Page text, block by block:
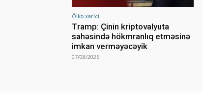
Ölkə xarici
Tramp: Çinin kriptovalyuta
sahəsində hökmranlıq etməsinə
imkan verməyəcəyik
07/08/2026